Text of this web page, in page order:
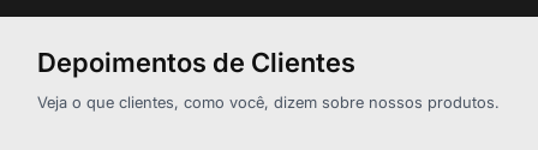
Depoimentos de Clientes
Veja o que clientes, como você, dizem sobre nossos produtos.